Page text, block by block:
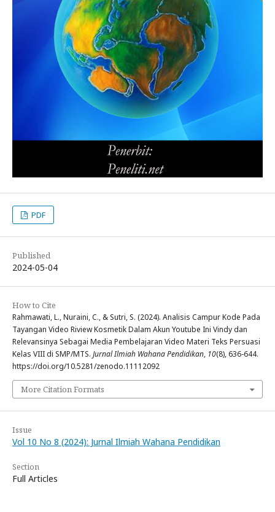
PDF
Published
2024-05-04
How to Cite
Rahmawati, L., Nuraini, C., & Sutri, S. (2024). Analisis Campur Kode Pada
Tayangan Video Riview Kosmetik Dalam Akun Youtube Ini Vindy dan
Relevansinya Sebagai Media Pembelajaran Video Materi Teks Persuasi
Kelas VIII di SMP/MTS. Jurnal Ilmiah Wahana Pendidikan, 10(8), 636-644.
https://doi.org/10.5281/zenodo.11112092
More Citation Formats
Issue
Vol 10 No 8 (2024): Jurnal Ilmiah Wahana Pendidikan
Section
Full Articles